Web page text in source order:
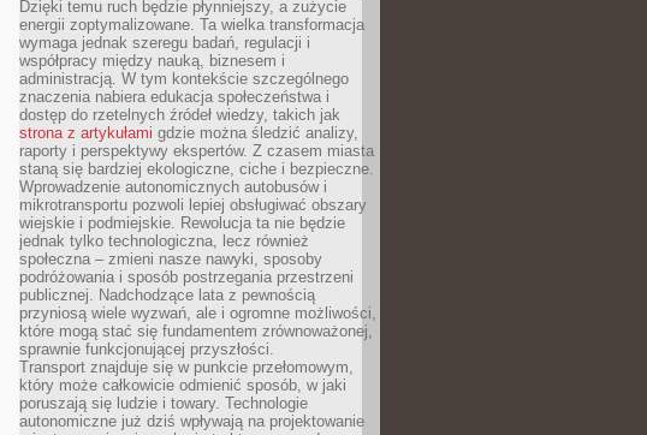
Dzięki temu ruch będzie płynniejszy, a zużycie
energii zoptymalizowane. Ta wielka transformacja
wymaga jednak szeregu badań, regulacji i
współpracy między nauką, biznesem i
administracją. W tym kontekście szczególnego
znaczenia nabiera edukacja społeczeństwa i
dostęp do rzetelnych źródeł wiedzy, takich jak
strona z artykułami gdzie można śledzić analizy,
raporty i perspektywy ekspertów. Z czasem miasta
staną się bardziej ekologiczne, ciche i bezpieczne.
Wprowadzenie autonomicznych autobusów i
mikrotransportu pozwoli lepiej obsługiwać obszary
wiejskie i podmiejskie. Rewolucja ta nie będzie
jednak tylko technologiczna, lecz również
społeczna – zmieni nasze nawyki, sposoby
podróżowania i sposób postrzegania przestrzeni
publicznej. Nadchodzące lata z pewnością
przyniosą wiele wyzwań, ale i ogromne możliwości,
które mogą stać się fundamentem zrównoważonej,
sprawnie funkcjonującej przyszłości.
Transport znajduje się w punkcie przełomowym,
który może całkowicie odmienić sposób, w jaki
poruszają się ludzie i towary. Technologie
autonomiczne już dziś wpływają na projektowanie